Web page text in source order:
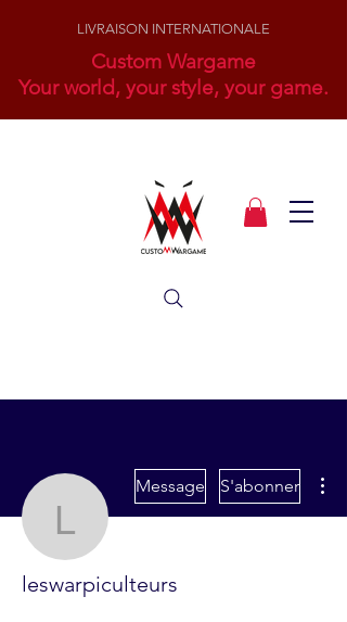
LIVRAISON INTERNATIONALE
Custom Wargame
Your world, your style, your game.
leswarpiculteurs
Message S'abonner
leswarpiculteurs